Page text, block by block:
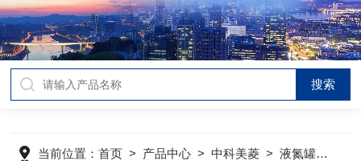
当前位置：首页 > 产品中心 >中科美菱 >液氮罐系列